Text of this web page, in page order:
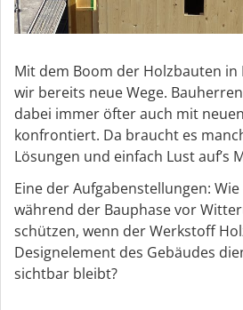
Mit dem Boom der Holzbauten in
wir bereits neue Wege.
dabei immer öfter auch mit
konfrontiert. Da braucht es
Lösungen und einfach Lust auf’s
Eine der Aufgabenstellungen:
während der Bauphase vor
schützen, wenn der Werkstoff
Designelement des Gebäudes
sichtbar bleibt?